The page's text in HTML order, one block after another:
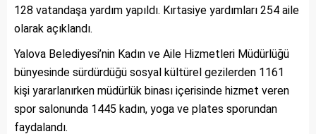
128 vatandaşa yardım yapıldı. Kırtasiye yardımları 254 aile
olarak açıklandı.
Yalova Belediyesi’nin Kadın ve Aile Hizmetleri Müdürlüğü
bünyesinde sürdürdüğü sosyal kültürel gezilerden 1161
kişi yararlanırken müdürlük binası içerisinde hizmet veren
spor salonunda 1445 kadın, yoga ve plates sporundan
faydalandı.